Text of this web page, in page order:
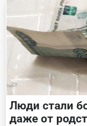
Люди стали
даже от